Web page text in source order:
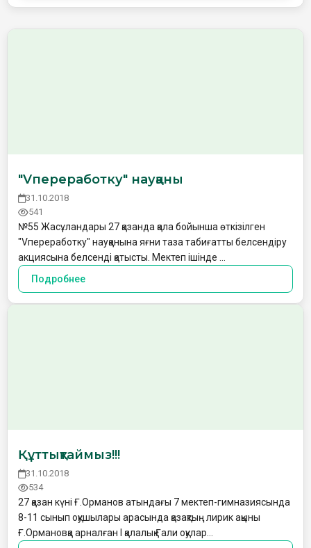
"Vпереработку" науқаны
31.10.2018
541
№55 Жасұландары 27 қазанда қала бойынша өткізілген
"Vпереработку" науқанына яғни таза табиғатты белсендіру
акциясына белсенді қатысты. Мектеп ішінде …
Подробнее
Құттықтаймыз!!!
31.10.2018
534
27 қазан күні Ғ.Орманов атындағы 7 мектеп-гимназиясында
8-11 сынып оқушылары арасында қазақтың лирик ақыны
Ғ.Ормановқа арналған l қалалық Ғали оқулар…